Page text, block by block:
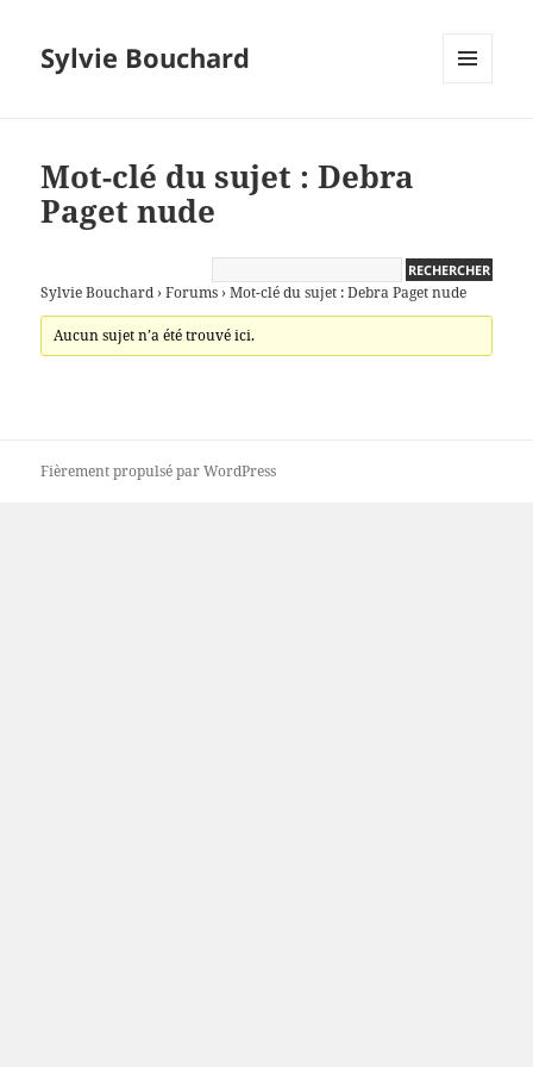
Sylvie Bouchard
Mot-clé du sujet : Debra
Paget nude
Sylvie Bouchard › Forums › Mot-clé du sujet : Debra Paget nude
Aucun sujet n’a été trouvé ici.
Fièrement propulsé par WordPress